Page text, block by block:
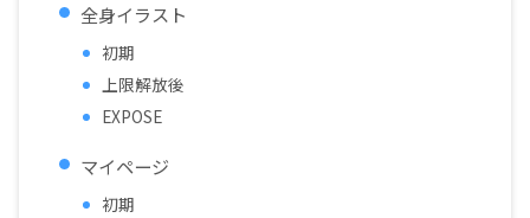
全身イラスト
初期
上限解放後
EXPOSE
マイページ
初期